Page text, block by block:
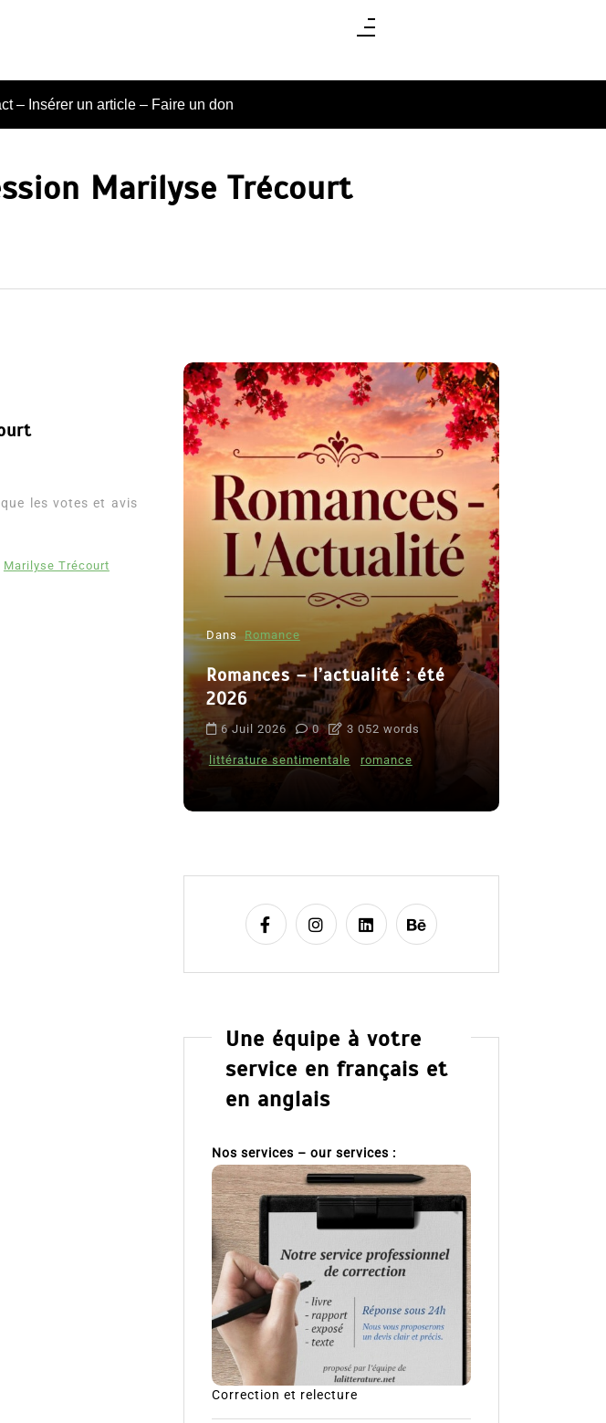
– Insérer un article – Faire un don
Marilyse Trécourt
les votes et avis
Marilyse Trécourt
Dans Romance
Romances – l’actualité : été
2026
6 Juil 2026 0 3 052 words
littérature sentimentale romance
Une équipe à votre
service en français et
en anglais
Nos services – our services :
Correction et relecture